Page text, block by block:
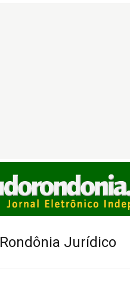
Rondônia Jurídico